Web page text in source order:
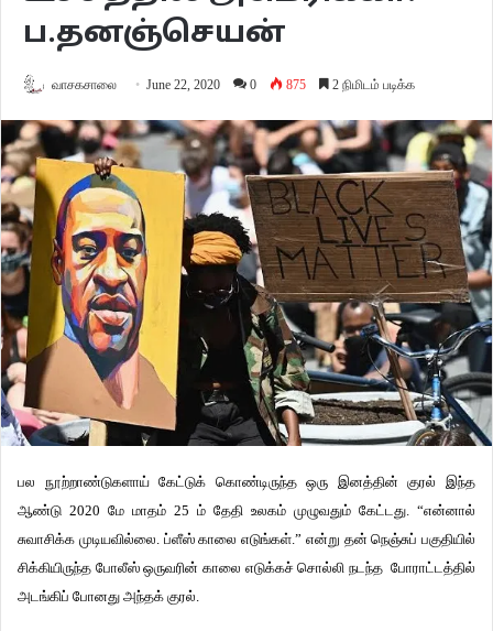
ப.தனஞ்செயன்
வாசகசாலை June 22, 2020 0 875 2 நிமிடம் படிக்க
பல நூற்றாண்டுகளாய் கேட்டுக் கொண்டிருந்த ஒரு இனத்தின் குரல்
இந்த
ஆண்டு 2020 மே மாதம் 25 ம் தேதி உலகம் முழுவதும் கேட்டது. “என்னால்
சுவாசிக்க முடியவில்லை. ப்ளீஸ் காலை எடுங்கள்.” என்று தன் நெஞ்சுப் பகுதியில்
சிக்கியிருந்த போலீஸ் ஒருவரின் காலை எடுக்கச் சொல்லி நடந்த போராட்டத்தில்
அடங்கிப் போனது அந்தக் குரல்.